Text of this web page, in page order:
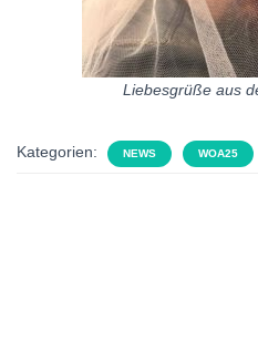
Liebesgrüße aus
Kategorien: NEWS WOA25